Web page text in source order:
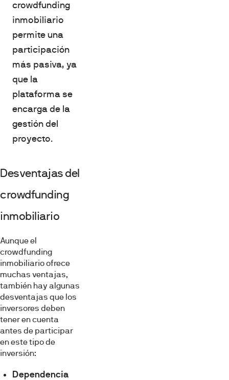
crowdfunding
inmobiliario
permite una
participación
más pasiva, ya
que la
plataforma se
encarga de la
gestión del
proyecto.
Desventajas del
crowdfunding
inmobiliario
Aunque el
crowdfunding
inmobiliario ofrece
muchas ventajas,
también hay algunas
desventajas que los
inversores deben
tener en cuenta
antes de participar
en este tipo de
inversión:
Dependencia